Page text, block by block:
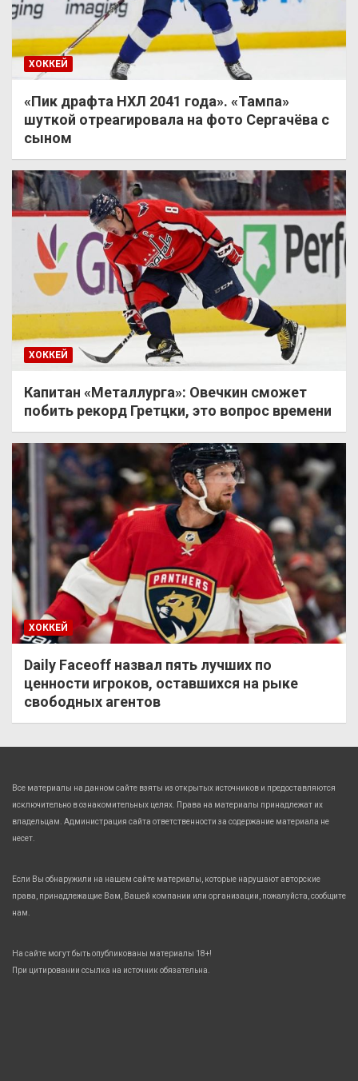
ХОККЕЙ
«Пик драфта НХЛ 2041 года». «Тампа»
шуткой отреагировала на фото Сергачёва с
сыном
ХОККЕЙ
Капитан «Металлурга»: Овечкин сможет
побить рекорд Гретцки, это вопрос времени
ХОККЕЙ
Daily Faceoff назвал пять лучших по
ценности игроков, оставшихся на рыке
свободных агентов
Все материалы на данном сайте взяты из открытых источников и предоставляются
исключительно в ознакомительных целях. Права на материалы принадлежат их
владельцам. Администрация сайта ответственности за содержание материала не
несет.
Если Вы обнаружили на нашем сайте материалы, которые нарушают авторские
права, принадлежащие Вам, Вашей компании или организации, пожалуйста, сообщите
нам.
На сайте могут быть опубликованы материалы 18+!
При цитировании ссылка на источник обязательна.